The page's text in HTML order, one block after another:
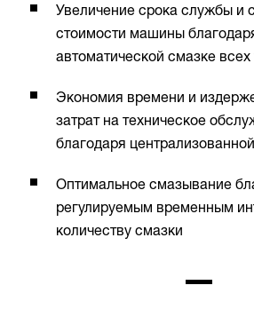
Увеличение срока службы и
стоимости машины
автоматической смазке всех
Экономия времени и
затрат на техническое
благодаря
Оптимальное смазывание
регулируемым временным
количеству смазки